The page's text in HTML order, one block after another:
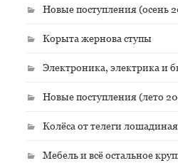
Новые поступления (осень
Корыта жернова ступы
Электроника, электрика и
Новые поступления (лето
Колёса от телеги
Мебель и всё остальное